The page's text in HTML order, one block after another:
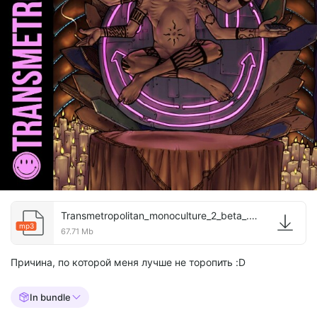
mp3
Transmetropolitan_monoculture_2_beta_.mp3
67.71 Mb
Причина, по которой меня лучше не торопить :D
In bundle